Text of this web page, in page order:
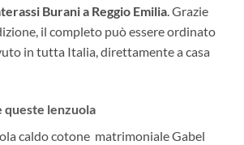
Burani a Reggio Emilia. Grazie
il completo può essere ordinato
in tutta Italia, direttamente a casa
queste lenzuola
caldo cotone matrimoniale Gabel